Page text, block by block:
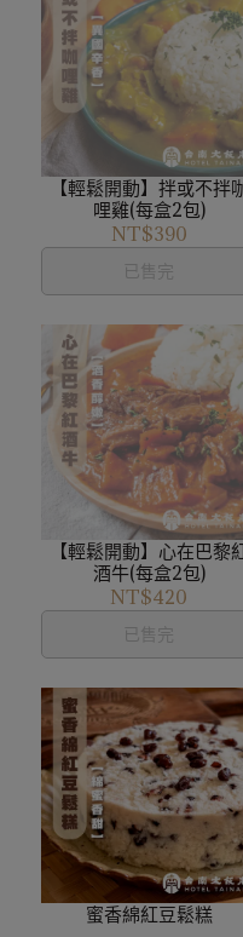
【輕鬆開動】拌或不拌
哩雞(每盒2包)
NT$390
已售完
【輕鬆開動】心在巴黎
酒牛(每盒2包)
NT$420
已售完
蜜香綿紅豆鬆糕